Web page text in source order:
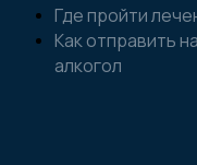
Где пройти
Как отправить
алкогол